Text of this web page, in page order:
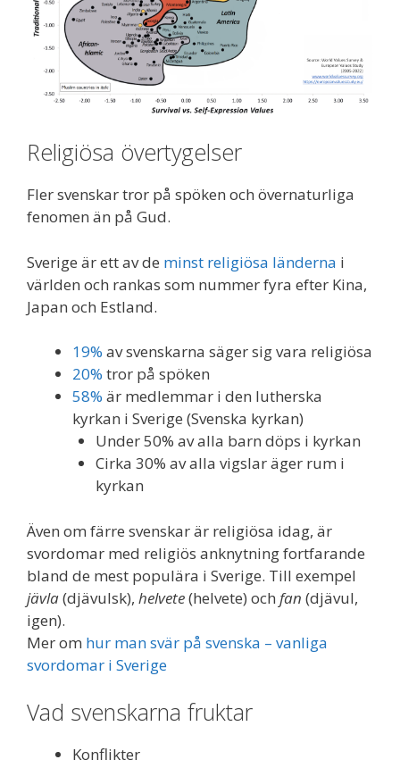
Religiösa övertygelser
Fler svenskar tror på spöken och övernaturliga
fenomen än på Gud.
Sverige är ett av de minst religiösa länderna i
världen och rankas som nummer fyra efter Kina,
Japan och Estland.
19% av svenskarna säger sig vara religiösa
20% tror på spöken
58% är medlemmar i den lutherska
kyrkan i Sverige (Svenska kyrkan)
Under 50% av alla barn döps i kyrkan
Cirka 30% av alla vigslar äger rum i
kyrkan
Även om färre svenskar är religiösa idag, är
svordomar med religiös anknytning fortfarande
bland de mest populära i Sverige. Till exempel
jävla(djävulsk), helvete(helvete) och fan (djävul,
igen).
Mer om hur man svär på svenska – vanliga
svordomar i Sverige
Vad svenskarna fruktar
Konflikter